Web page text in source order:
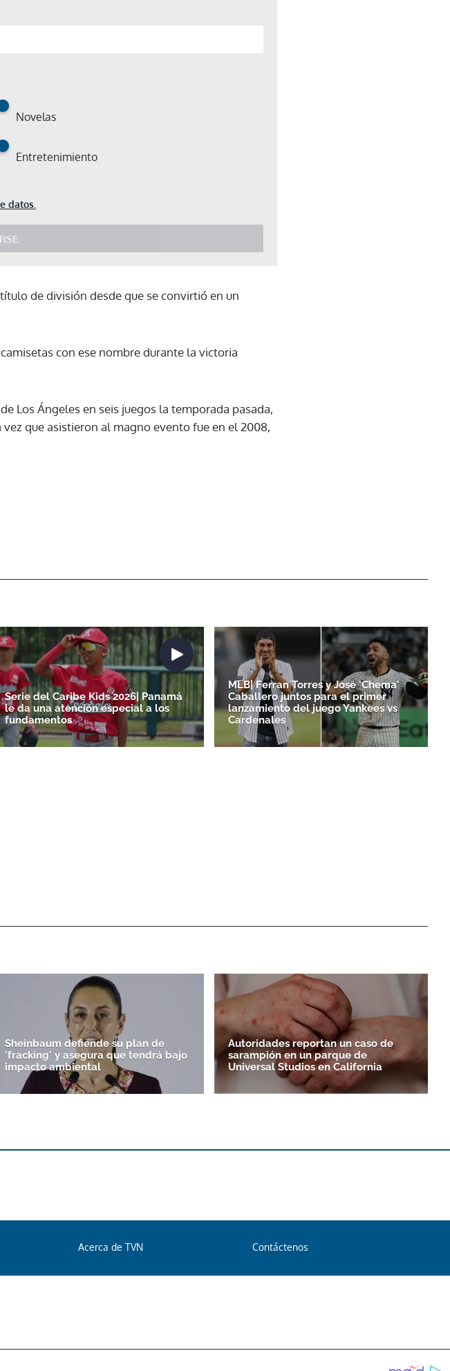
Novelas
Entretenimiento
datos.
nuestro boletín.
de división desde que se convirtió en un
con ese nombre durante la victoria
Los Ángeles en seis juegos la temporada pasada,
que asistieron al magno evento fue en el 2008,
Serie del Caribe Kids 2026| Panamá
le da una atención especial a los
fundamentos
MLB| Ferran Torres y José 'Chema'
Caballero juntos para el primer
lanzamiento del juego Yankees vs
Cardenales
Sheinbaum defiende su plan de
'fracking' y asegura que tendrá bajo
impacto ambiental
Autoridades reportan un caso de
sarampión en un parque de
Universal Studios en California
Acerca de TVN Contáctenos